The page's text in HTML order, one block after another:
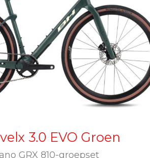
3.0 EVO Groen
GRX 810-groepset